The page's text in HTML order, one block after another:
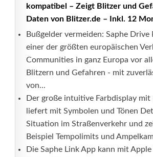
kompatibel – Zeigt Blitzer und
Daten von Blitzer.de – Inkl. 12
Bußgelder vermeiden: Saphe
einer der größten europäischen
Communities in ganz Europa vor
Blitzern und Gefahren - mit
von...
Der große intuitive Farbdisplay mit
liefert mit Symbolen und Tönen
Situation im Straßenverkehr und
Beispiel Tempolimits und
Die Saphe Link App kann mit